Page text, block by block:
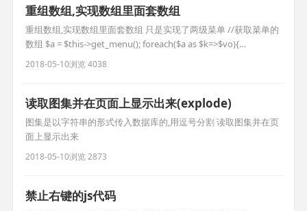
重组数组,实现数组里面套数组
重组数组,实现数组里面套数组 只是实现了两级菜单 //获取菜单的
数组 $a = $this->get_menu(); foreach($a as $k=>$vo){
if($vo['pid']==0){ //填充父类内容 $arr[$vo['cid']]['top'] =$vo ; //填
充子类内容 foreach($a as $k2=>$vo2){ if(
2018-05-10浏览 4038
读取图集并在页面上显示出来(explode)
图集是以字符串的形式传入数据库的,用逗号分割 读取图集并在页
面上显示出来
2018-05-10浏览 2873
禁止右键的js代码